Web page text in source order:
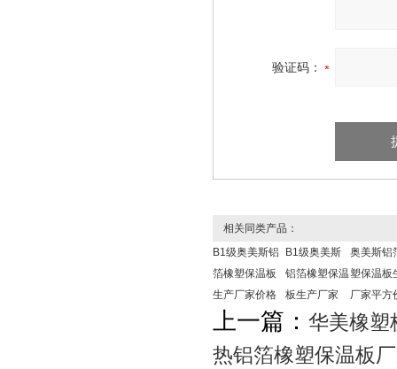
验证码：
相关同类产品：
B1级奥美斯铝
箔橡塑保温板
生产厂家价格
B1级奥美斯
铝箔橡塑保温
板生产厂家
奥美斯铝
塑保温板
厂家平方
上一篇： 华美橡塑
热铝箔橡塑保温板